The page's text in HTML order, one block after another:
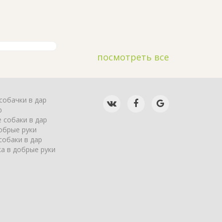
посмотреть все
в дар
собаки в дар
руки
в дар
в добрые руки